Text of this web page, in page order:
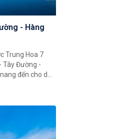
- Hàng
Trung Hoa 7
đến cho du
Trong hành
toàn cảnh
phá một loạt 4
Hải, Hàng